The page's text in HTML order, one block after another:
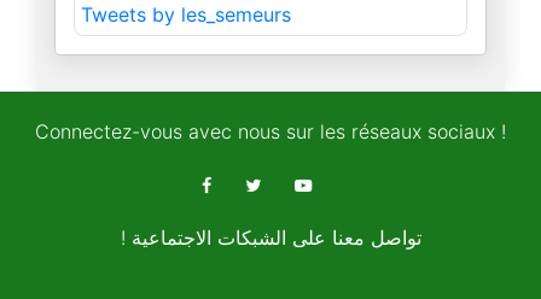
10/08/2025
23/05/2025
Tweets by les_semeurs
Connectez-vous avec nous sur les réseaux sociaux !
! تواصل معنا على الشبكات الاجتماعية